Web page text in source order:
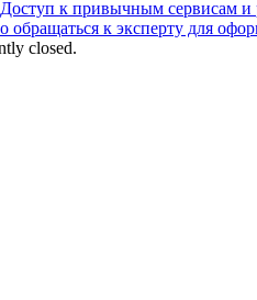
к привычным сервисам и
к эксперту для
closed.